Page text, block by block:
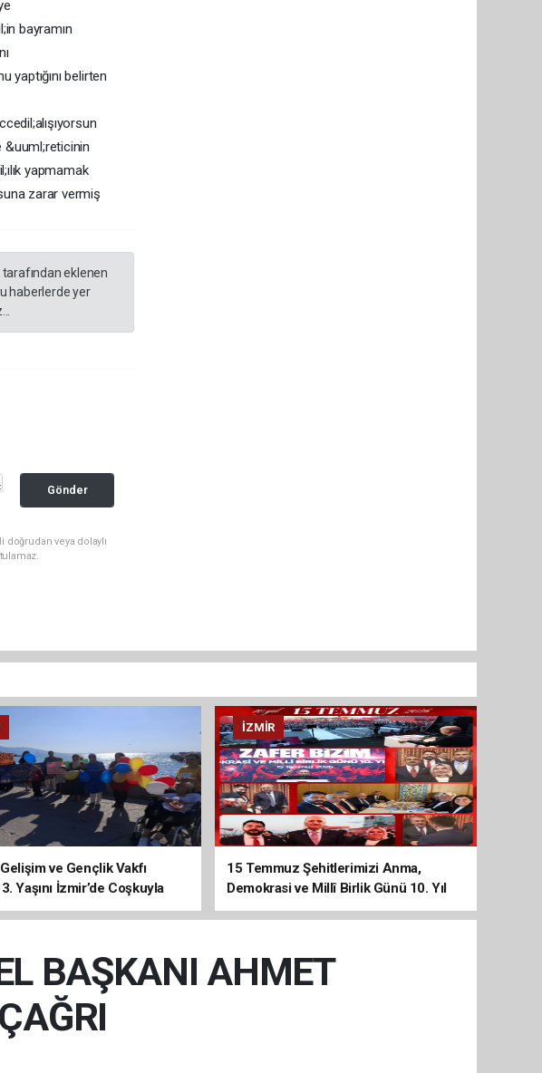
bayramın
belirten
&uuml;reticinin
yapmamak
zarar vermiş
eklenen
haberlerde yer
Gönder
doğrudan veya dolaylı
ve Gençlik Vakfı
Yaşını İzmir’de Coşkuyla
İZMIR
15 Temmuz Şehitlerimizi Anma,
Demokrasi ve Millî Birlik Günü 10. Yıl
Programına Yoğun Katılım
BAŞKANI AHMET